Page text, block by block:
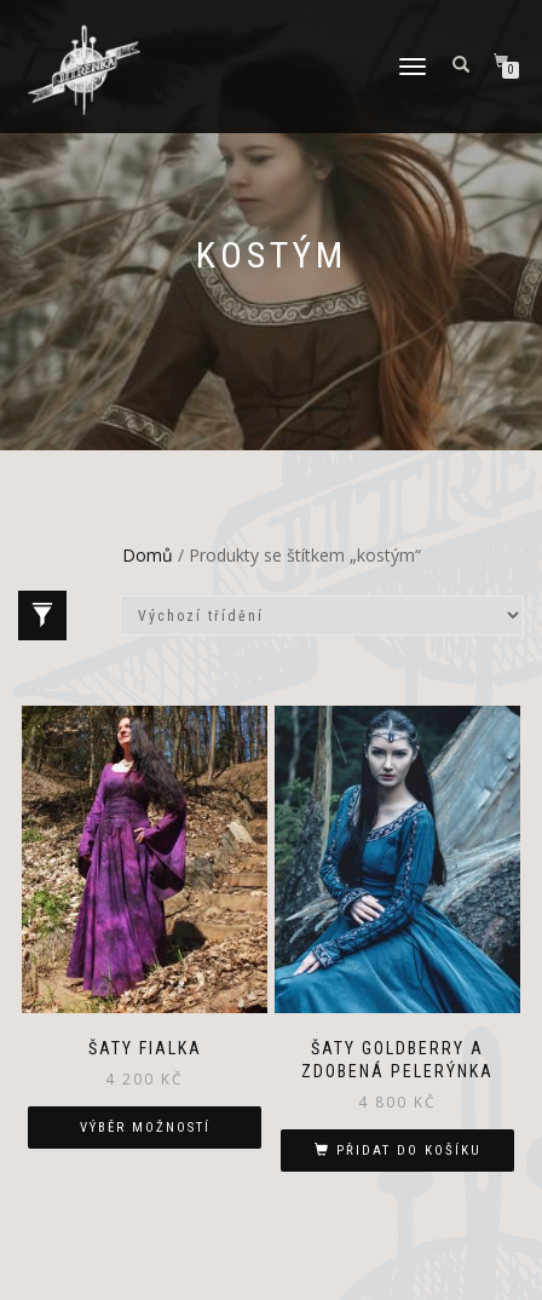
PŘEPNOUT
0
KOSTÝM
Domů / Produkty se štítkem „kostým“
ŠATY FIALKA
4 200 KČ
VÝBĚR MOŽNOSTÍ
This
product
has
multiple
variants.
The
options
may
be
chosen
on
the
ŠATY GOLDBERRY A
ZDOBENÁ PELERÝNKA
4 800 KČ
PŘIDAT DO KOŠÍKU